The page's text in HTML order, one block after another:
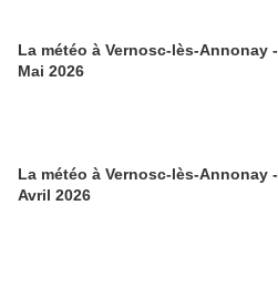
La météo à Vernosc-lès-Annonay -
Mai 2026
La météo à Vernosc-lès-Annonay -
Avril 2026